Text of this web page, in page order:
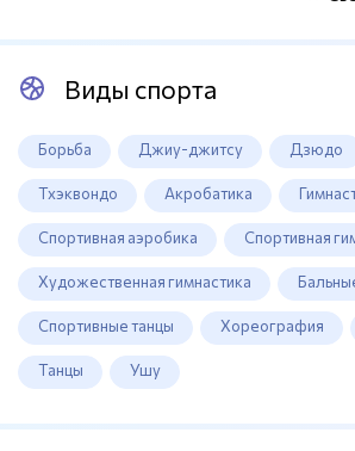
Виды спорта
Борьба Джиу-джитсу Дзюдо
Тхэквондо Акробатика
Спортивная аэробика Спортивная
Художественная гимнастика
Спортивные танцы Хореография
Танцы Ушу